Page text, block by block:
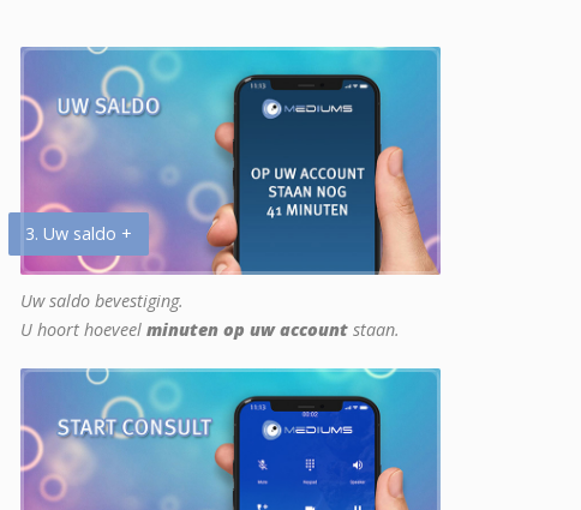
3. Uw saldo +
Uw saldo bevestiging.
U hoort hoeveel minuten op uw account staan.